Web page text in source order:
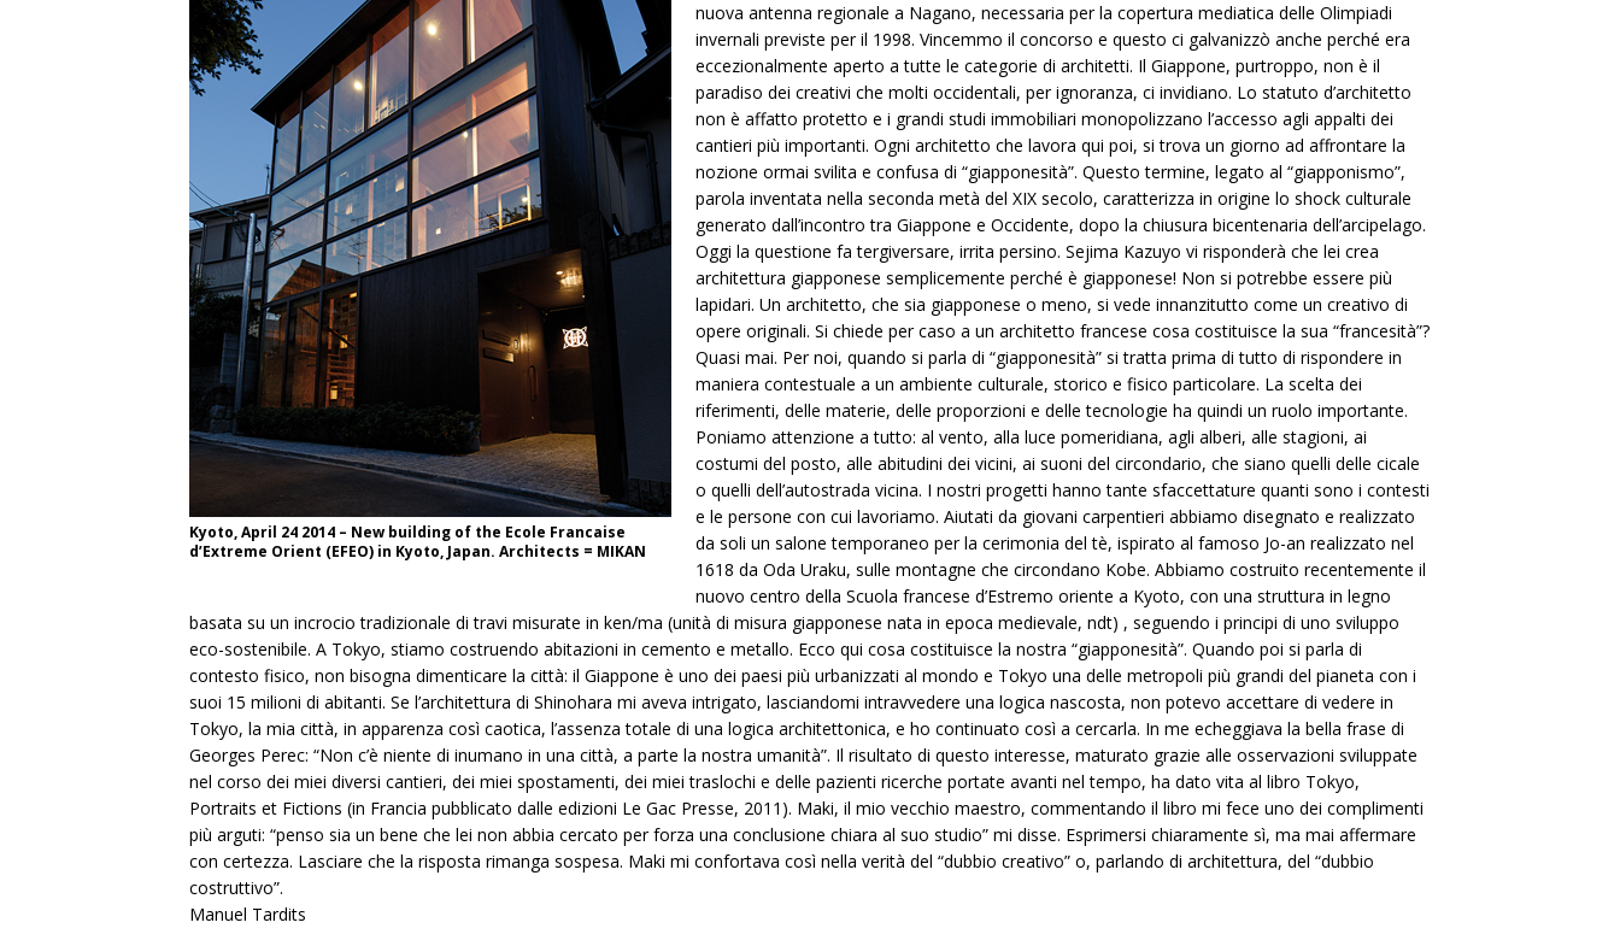
Kyoto, April 24 2014 – New building of the Ecole Francaise
d’Extreme Orient (EFEO) in Kyoto, Japan. Architects = MIKAN
nuova antenna regionale a Nagano, necessaria per la copertura mediatica delle Olimpiadi
invernali previste per il 1998. Vincemmo il concorso e questo ci galvanizzò anche perché era
eccezionalmente aperto a tutte le categorie di architetti. Il Giappone, purtroppo, non è il
paradiso dei creativi che molti occidentali, per ignoranza, ci invidiano. Lo statuto d’architetto
non è affatto protetto e i grandi studi immobiliari monopolizzano l’accesso agli appalti dei
cantieri più importanti. Ogni architetto che lavora qui poi, si trova un giorno ad affrontare la
nozione ormai svilita e confusa di “giapponesità”. Questo termine, legato al “giapponismo”,
parola inventata nella seconda metà del XIX secolo, caratterizza in origine lo shock culturale
generato dall’incontro tra Giappone e Occidente, dopo la chiusura bicentenaria dell’arcipelago.
Oggi la questione fa tergiversare, irrita persino. Sejima Kazuyo vi risponderà che lei crea
architettura giapponese semplicemente perché è giapponese! Non si potrebbe essere più
lapidari. Un architetto, che sia giapponese o meno, si vede innanzitutto come un creativo di
opere originali. Si chiede per caso a un architetto francese cosa costituisce la sua “francesità”?
Quasi mai. Per noi, quando si parla di “giapponesità” si tratta prima di tutto di rispondere in
maniera contestuale a un ambiente culturale, storico e fisico particolare. La scelta dei
riferimenti, delle materie, delle proporzioni e delle tecnologie ha quindi un ruolo importante.
Poniamo attenzione a tutto: al vento, alla luce pomeridiana, agli alberi, alle stagioni, ai
costumi del posto, alle abitudini dei vicini, ai suoni del circondario, che siano quelli delle cicale
o quelli dell’autostrada vicina. I nostri progetti hanno tante sfaccettature quanti sono i contesti
e le persone con cui lavoriamo. Aiutati da giovani carpentieri abbiamo disegnato e realizzato
da soli un salone temporaneo per la cerimonia del tè, ispirato al famoso Jo-an realizzato nel
1618 da Oda Uraku, sulle montagne che circondano Kobe. Abbiamo costruito recentemente il
nuovo centro della Scuola francese d’Estremo oriente a Kyoto, con una struttura in legno
basata su un incrocio tradizionale di travi misurate in ken/ma (unità di misura giapponese nata in epoca medievale, ndt) , seguendo i principi di uno sviluppo
eco-sostenibile. A Tokyo, stiamo costruendo abitazioni in cemento e metallo. Ecco qui cosa costituisce la nostra “giapponesità”. Quando poi si parla di
contesto fisico, non bisogna dimenticare la città: il Giappone è uno dei paesi più urbanizzati al mondo e Tokyo una delle metropoli più grandi del pianeta con i
suoi 15 milioni di abitanti. Se l’architettura di Shinohara mi aveva intrigato, lasciandomi intravvedere una logica nascosta, non potevo accettare di vedere in
Tokyo, la mia città, in apparenza così caotica, l’assenza totale di una logica architettonica, e ho continuato così a cercarla. In me echeggiava la bella frase di
Georges Perec: “Non c’è niente di inumano in una città, a parte la nostra umanità”. Il risultato di questo interesse, maturato grazie alle osservazioni sviluppate
nel corso dei miei diversi cantieri, dei miei spostamenti, dei miei traslochi e delle pazienti ricerche portate avanti nel tempo, ha dato vita al libro Tokyo,
Portraits et Fictions (in Francia pubblicato dalle edizioni Le Gac Presse, 2011). Maki, il mio vecchio maestro, commentando il libro mi fece uno dei complimenti
più arguti: “penso sia un bene che lei non abbia cercato per forza una conclusione chiara al suo studio” mi disse. Esprimersi chiaramente sì, ma mai affermare
con certezza. Lasciare che la risposta rimanga sospesa. Maki mi confortava così nella verità del “dubbio creativo” o, parlando di architettura, del “dubbio
costruttivo”.
Manuel Tardits